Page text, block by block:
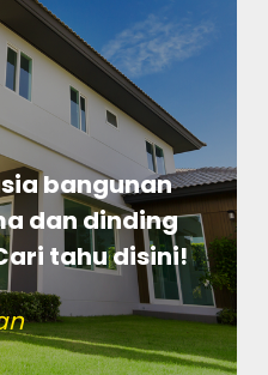
bangunan
dan dinding
tahu disini!